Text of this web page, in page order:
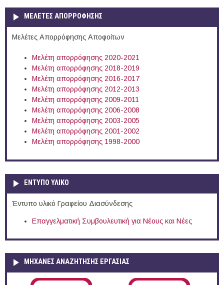
ΜΕΛΕΤΕΣ ΑΠΟΡΡΟΦΗΣΗΣ
Μελέτες Απορρόφησης Αποφοίτων
Μελέτη απορρόφησης 2020-2021
Μελέτη απορρόφησης 2018-2019
Μελέτη απορρόφησης 2016-2017
Μελέτη απορρόφησης 2012-2013
Μελέτη απορρόφησης 2009-2011
Μελέτη απορρόφησης 2006-2008
Μελέτη απορρόφησης 2003-2005
Μελέτη απορρόφησης 2001-2002
Μελέτη απορρόφησης 1998-2000
ΕΝΤΥΠΟ ΥΛΙΚΟ
Έντυπο υλικό Γραφείου Διασύνδεσης
Επαγγελματική Συμβουλευτική για Νέους και Νέες
ΜΗΧΑΝΕΣ ΑΝΑΖΗΤΗΣΗΣ ΕΡΓΑΣΙΑΣ